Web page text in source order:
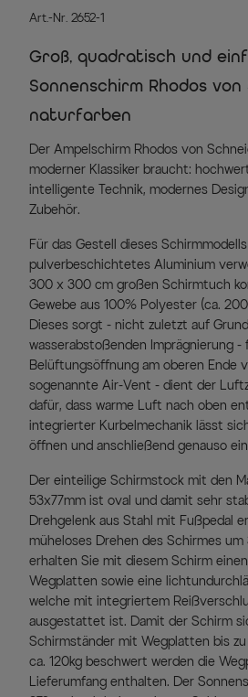
Art.-Nr. 2652-1
Groß, quadratisch und
Sonnenschirm Rhodos
naturfarben
Der Ampelschirm Rhodos von
moderner Klassiker braucht:
intelligente Technik, modernes
Zubehör.
Für das Gestell dieses
pulverbeschichtetes Aluminium
300 x 300 cm großen Schirmtuch
Gewebe aus 100% Polyester (ca.
Dieses sorgt - nicht zuletzt auf
wasserabstoßenden Imprägnierung -
Belüftungsöffnung am oberen Ende
sogenannte Air-Vent - dient der
dafür, dass warme Luft nach oben
integrierter Kurbelmechanik lässt
öffnen und anschließend genauso
Der einteilige Schirmstock mit den
53x77mm ist oval und damit sehr
Drehgelenk aus Stahl mit Fußpedal
müheloses Drehen des Schirmes um
erhalten Sie mit diesem Schirm
Wegplatten sowie eine
welche mit integriertem
ausgestattet ist. Damit der Schirm
Schirmständer mit Wegplatten bis
ca. 120kg beschwert werden die
Lieferumfang enthalten. Der